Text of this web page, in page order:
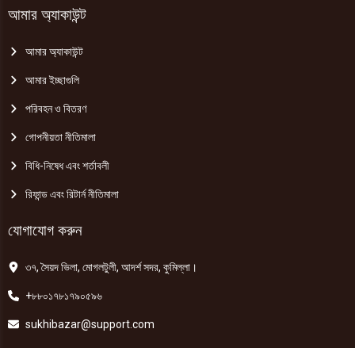
আমার অ্যাকাউন্ট
আমার অ্যাকাউন্ট
আমার ইচ্ছাগুলি
পরিবহন ও বিতরণ
গোপনীয়তা নীতিমালা
বিধি-নিষেধ এবং শর্তাবলী
রিফান্ড এবং রিটার্ন নীতিমালা
যোগাযোগ করুন
৩৭, সৈয়দ ভিলা, মোগলটুলী, আদর্শ সদর, কুমিল্লা।
+৮৮০১৭৮১৭৯০৫৯৬
sukhibazar@support.com